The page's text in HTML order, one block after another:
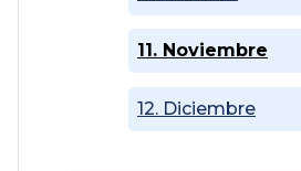
11. Noviembre
12. Diciembre